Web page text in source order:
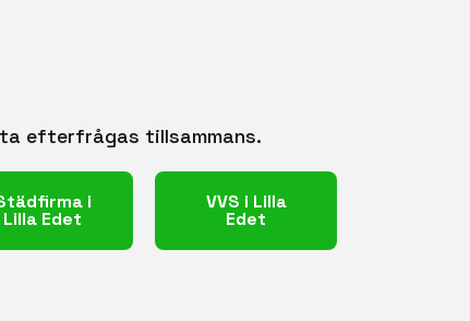
efterfrågas tillsammans.
i
Lilla Edet
VVS i Lilla
Edet